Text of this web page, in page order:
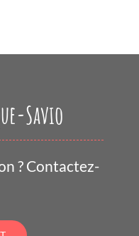
Savio
? Contactez-